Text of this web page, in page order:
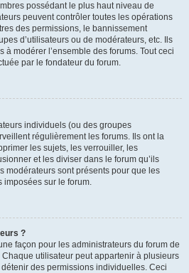
possédant le plus haut niveau de
peuvent contrôler toutes les opérations
des permissions, le bannissement
d’utilisateurs ou de modérateurs, etc. Ils
modérer l’ensemble des forums. Tout ceci
par le fondateur du forum.
individuels (ou des groupes
régulièrement les forums. Ils ont la
les sujets, les verrouiller, les
et les diviser dans le forum qu’ils
modérateurs sont présents pour que les
imposées sur le forum.
?
façon pour les administrateurs du forum de
utilisateur peut appartenir à plusieurs
des permissions individuelles. Ceci